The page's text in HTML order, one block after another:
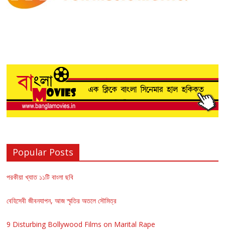
Popular Posts
পরকীয়া খ্যাত ১১টি বাংলা ছবি
বেহিসেবী জীবনযাপন, আজ স্মৃতির অতলে সৌমিত্র
9 Disturbing Bollywood Films on Marital Rape